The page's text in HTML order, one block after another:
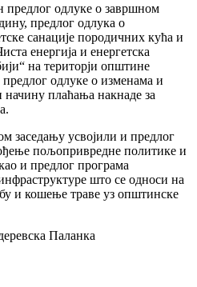
предлог одлуке о завршном
предлог одлука о
санације породичних кућа и
енергија и енергетска
на територји општине
одлуке о изменама и
плаћања накнаде за
заседању усвојили и предлог
пољопривредне политике и
и предлог програма
што се односи на
и кошење траве уз општинске
Паланка